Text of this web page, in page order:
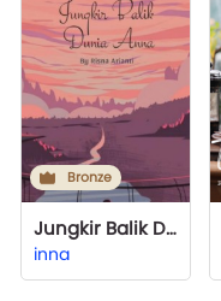
Bronze
Jungkir Balik Dunia Anna
inna